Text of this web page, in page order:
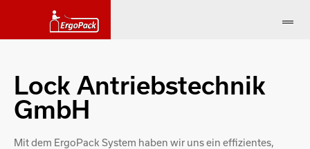
Lock Antriebstechnik
GmbH
Mit dem ErgoPack System haben wir uns ein effizientes,